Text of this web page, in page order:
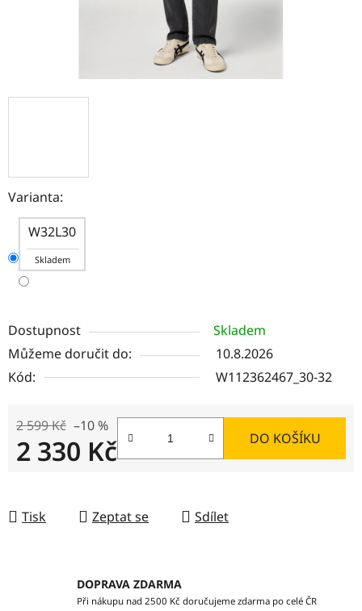
Varianta:
W32L30
Skladem
Dostupnost
Skladem
Můžeme doručit do:
10.8.2026
Kód:
W112362467_30-32
2 599 Kč –10 %
2 330 Kč DO KOŠÍKU
Tisk Zeptat se Sdílet
DOPRAVA ZDARMA
Při nákupu nad 2500 Kč doručujeme zdarma po celé ČR